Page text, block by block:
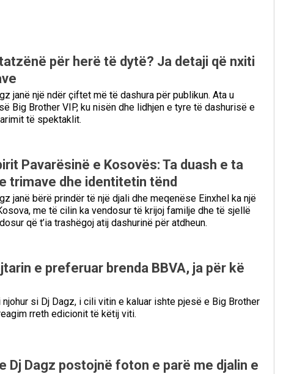
për herë të dytë? Ja detaji që nxiti
janë një ndër çiftet më të dashura për publikun. Ata u
Big Brother VIP, ku nisën dhe lidhjen e tyre të dashurisë e
të spektaklit.
Pavarësinë e Kosovës: Ta duash e ta
trimave dhe identitetin tënd
janë bërë prindër të një djali dhe meqenëse Einxhel ka një
me të cilin ka vendosur të krijoj familje dhe të sjellë
që t’ia trashëgoj atij dashurinë për atdheun.
e preferuar brenda BBVA, ja për kë
njohur si Dj Dagz, i cili vitin e kaluar ishte pjesë e Big Brother
rreth edicionit të këtij viti.
Dj Dagz postojnë foton e parë me djalin e